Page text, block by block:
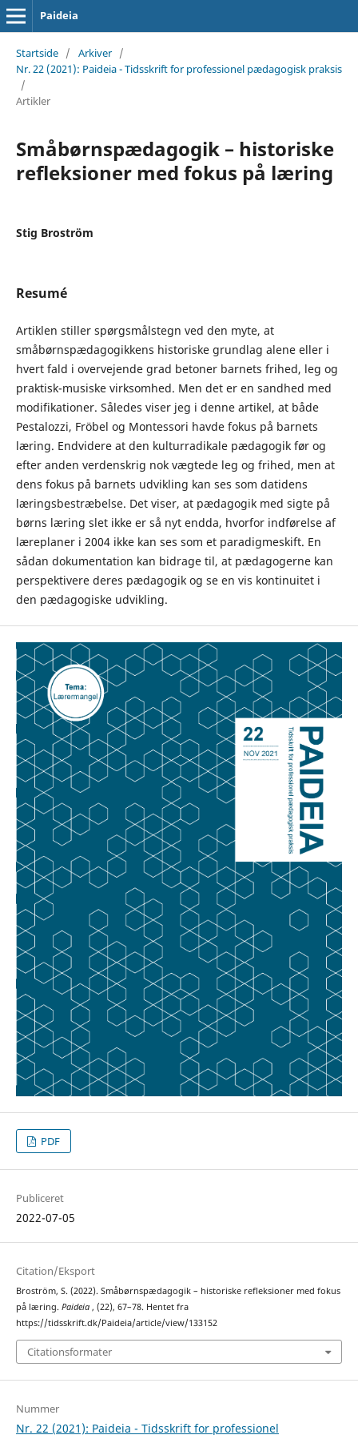
Paideia
Startside / Arkiver /
Nr. 22 (2021): Paideia - Tidsskrift for professionel pædagogisk praksis
/
Artikler
Småbørnspædagogik – historiske
refleksioner med fokus på læring
Stig Broström
Resumé
Artiklen stiller spørgsmålstegn ved den myte, at
småbørnspædagogikkens historiske grundlag alene eller i
hvert fald i overvejende grad betoner barnets frihed, leg og
praktisk-musiske virksomhed. Men det er en sandhed med
modifikationer. Således viser jeg i denne artikel, at både
Pestalozzi, Fröbel og Montessori havde fokus på barnets
læring. Endvidere at den kulturradikale pædagogik før og
efter anden verdenskrig nok vægtede leg og frihed, men at
dens fokus på barnets udvikling kan ses som datidens
læringsbestræbelse. Det viser, at pædagogik med sigte på
børns læring slet ikke er så nyt endda, hvorfor indførelse af
læreplaner i 2004 ikke kan ses som et paradigmeskift. En
sådan dokumentation kan bidrage til, at pædagogerne kan
perspektivere deres pædagogik og se en vis kontinuitet i
den pædagogiske udvikling.
PDF
Publiceret
2022-07-05
Citation/Eksport
Broström, S. (2022). Småbørnspædagogik – historiske refleksioner med fokus
på læring. Paideia , (22), 67–78. Hentet fra
https://tidsskrift.dk/Paideia/article/view/133152
Citationsformater
Nummer
Nr. 22 (2021): Paideia - Tidsskrift for professionel